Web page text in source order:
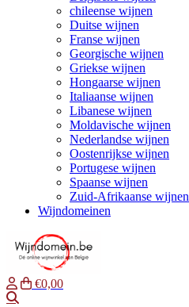
chileense wijnen
Duitse wijnen
Franse wijnen
Georgische wijnen
Griekse wijnen
Hongaarse wijnen
Italiaanse wijnen
Libanese wijnen
Moldavische wijnen
Nederlandse wijnen
Oostenrijkse wijnen
Portugese wijnen
Spaanse wijnen
Zuid-Afrikaanse wijnen
Wijndomeinen
€0,00